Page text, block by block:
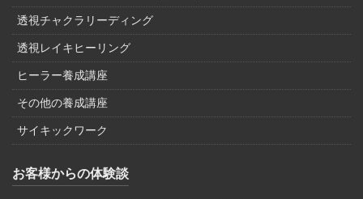
透視チャクラリーディング
透視レイキヒーリング
ヒーラー養成講座
その他の養成講座
サイキックワーク
お客様からの体験談